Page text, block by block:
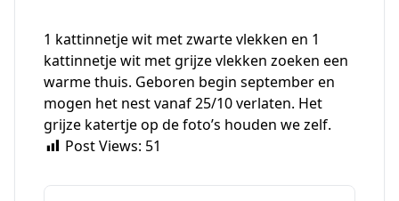
1 kattinnetje wit met zwarte vlekken en 1
kattinnetje wit met grijze vlekken zoeken een
warme thuis. Geboren begin september en
mogen het nest vanaf 25/10 verlaten. Het
grijze katertje op de foto’s houden we zelf.
Post Views: 51